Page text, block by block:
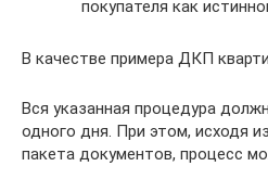
покупателя как
В качестве примера ДКП
Вся указанная процедура
одного дня. При этом, исходя
пакета документов, процесс